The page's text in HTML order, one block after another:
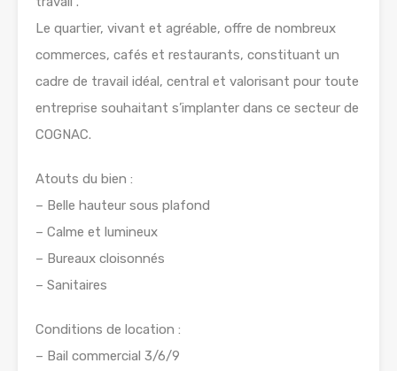
Le quartier, vivant et agréable, offre de nombreux
commerces, cafés et restaurants, constituant un
cadre de travail idéal, central et valorisant pour toute
entreprise souhaitant s’implanter dans ce secteur de
COGNAC.
Atouts du bien :
– Belle hauteur sous plafond
– Calme et lumineux
– Bureaux cloisonnés
– Sanitaires
Conditions de location :
– Bail commercial 3/6/9